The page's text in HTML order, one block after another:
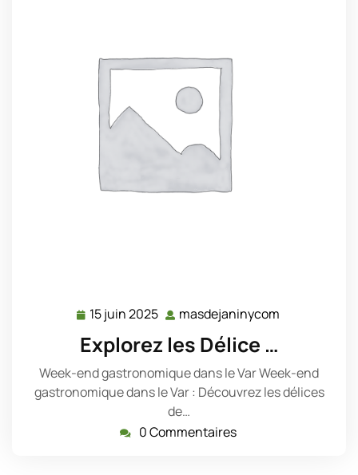
15 juin 2025 15
juin
2025
masdejaninycom
Explorez les Délice …
Week-end gastronomique dans le Var Week-end
gastronomique dans le Var : Découvrez les délices
de…
0 Commentaires